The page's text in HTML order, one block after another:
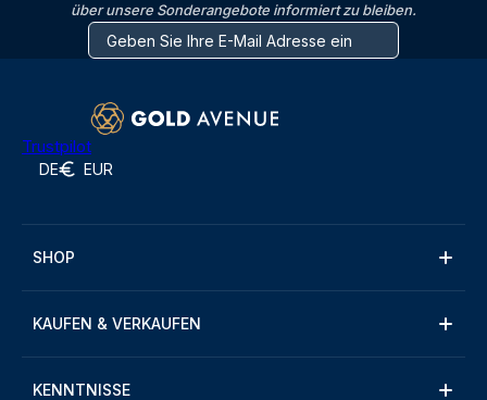
über unsere Sonderangebote informiert zu bleiben.
Trustpilot
DE EUR
SHOP
KAUFEN & VERKAUFEN
KENNTNISSE